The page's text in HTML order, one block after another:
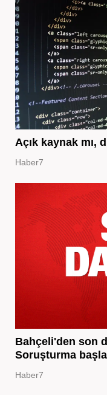
Açık kaynak mı,
Haber7
Bahçeli'den son
Soruşturma
Haber7